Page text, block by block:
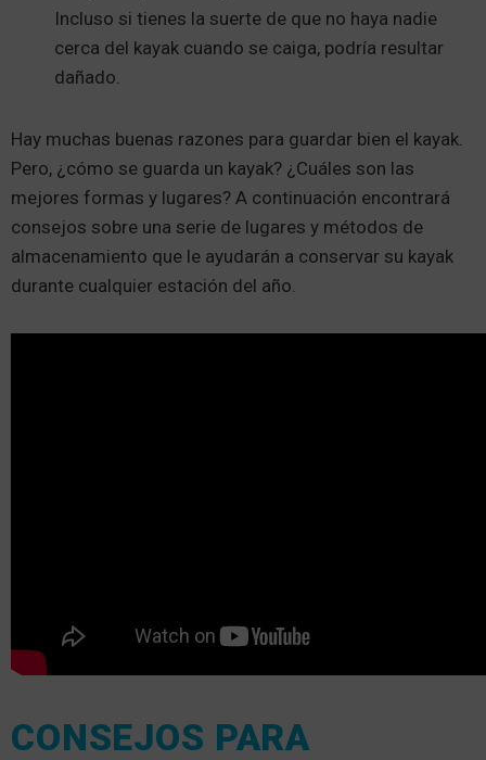
Incluso si tienes la suerte de que no haya nadie
cerca del kayak cuando se caiga, podría resultar
dañado.
Hay muchas buenas razones para guardar bien el kayak.
Pero, ¿cómo se guarda un kayak? ¿Cuáles son las
mejores formas y lugares? A continuación encontrará
consejos sobre una serie de lugares y métodos de
almacenamiento que le ayudarán a conservar su kayak
durante cualquier estación del año.
CONSEJOS PARA